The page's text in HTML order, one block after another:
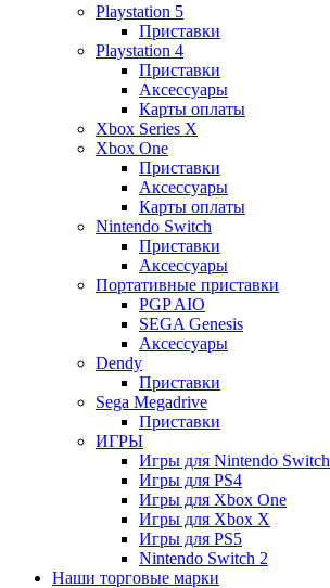
Playstation 5
Приставки
Playstation 4
Приставки
Аксессуары
Карты оплаты
Xbox Series X
Xbox One
Приставки
Аксессуары
Карты оплаты
Nintendo Switch
Приставки
Аксессуары
Портативные приставки
PGP AIO
SEGA Genesis
Аксессуары
Dendy
Приставки
Sega Megadrive
Приставки
ИГРЫ
Игры для Nintendo Switch
Игры для PS4
Игры для Xbox One
Игры для Xbox X
Игры для PS5
Nintendo Switch 2
Наши торговые марки